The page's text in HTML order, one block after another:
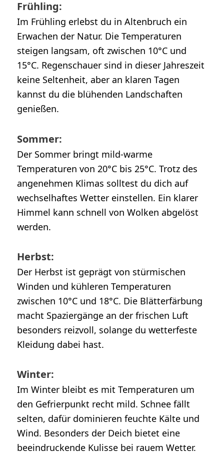
Frühling:
Im Frühling erlebst du in Altenbruch ein
Erwachen der Natur. Die Temperaturen
steigen langsam, oft zwischen 10°C und
15°C. Regenschauer sind in dieser Jahreszeit
keine Seltenheit, aber an klaren Tagen
kannst du die blühenden Landschaften
genießen.
Sommer:
Der Sommer bringt mild-warme
Temperaturen von 20°C bis 25°C. Trotz des
angenehmen Klimas solltest du dich auf
wechselhaftes Wetter einstellen. Ein klarer
Himmel kann schnell von Wolken abgelöst
werden.
Herbst:
Der Herbst ist geprägt von stürmischen
Winden und kühleren Temperaturen
zwischen 10°C und 18°C. Die Blätterfärbung
macht Spaziergänge an der frischen Luft
besonders reizvoll, solange du wetterfeste
Kleidung dabei hast.
Winter:
Im Winter bleibt es mit Temperaturen um
den Gefrierpunkt recht mild. Schnee fällt
selten, dafür dominieren feuchte Kälte und
Wind. Besonders der Deich bietet eine
beeindruckende Kulisse bei rauem Wetter.